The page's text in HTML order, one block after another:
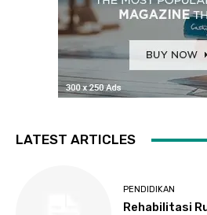
LATEST ARTICLES
PENDIDIKAN
Rehabilitasi